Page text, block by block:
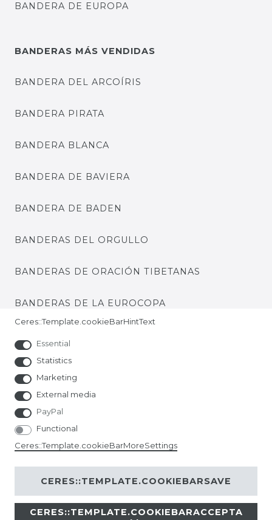
BANDERA DE EUROPA
BANDERAS MÁS VENDIDAS
BANDERA DEL ARCOÍRIS
BANDERA PIRATA
BANDERA BLANCA
BANDERA DE BAVIERA
BANDERA DE BADEN
BANDERAS DEL ORGULLO
BANDERAS DE ORACIÓN TIBETANAS
BANDERAS DE LA EUROCOPA
Ceres::Template.cookieBarHintText
Essential
Statistics
Marketing
External media
PayPal
Functional
Ceres::Template.cookieBarMoreSettings
CERES::TEMPLATE.COOKIEBARACCEPTA
CERES::TEMPLATE.COOKIEBARSAVE